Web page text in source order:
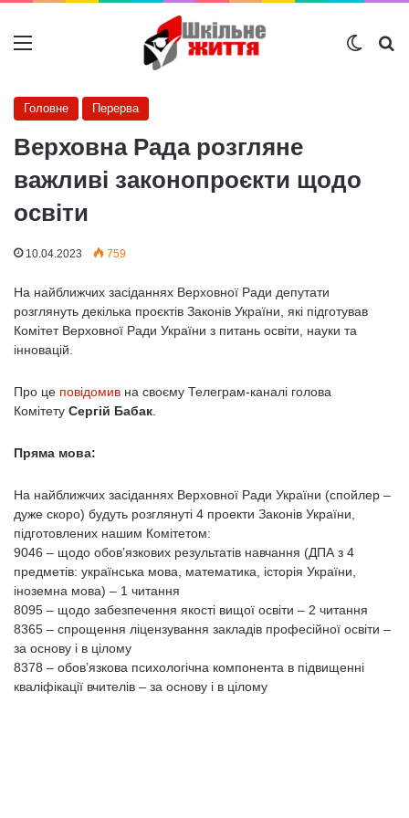
Меню
Головне Перерва
Верховна Рада розгляне
важливі законопроєкти щодо
освіти
10.04.2023 759
На найближчих засіданнях Верховної Ради депутати
розглянуть декілька проєктів Законів України, які підготував
Комітет Верховної Ради України з питань освіти, науки та
інновацій.
Про це повідомив на своєму Телеграм-каналі голова
Комітету Сергій Бабак
Пряма мова:
На найближчих засіданнях Верховної Ради України (спойлер –
дуже скоро) будуть розглянуті 4 проекти Законів України,
підготовлених нашим Комітетом:
9046 – щодо обов’язкових результатів навчання (ДПА з 4
предметів: українська мова, математика, історія України,
іноземна мова) – 1 читання
8095 – щодо забезпечення якості вищої освіти – 2 читання
8365 – спрощення ліцензування закладів професійної освіти –
за основу і в цілому
8378 – обов’язкова психологічна компонента в підвищенні
кваліфікації вчителів – за основу і в цілому